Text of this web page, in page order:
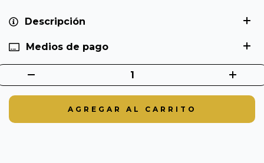
Descripción
Medios de pago